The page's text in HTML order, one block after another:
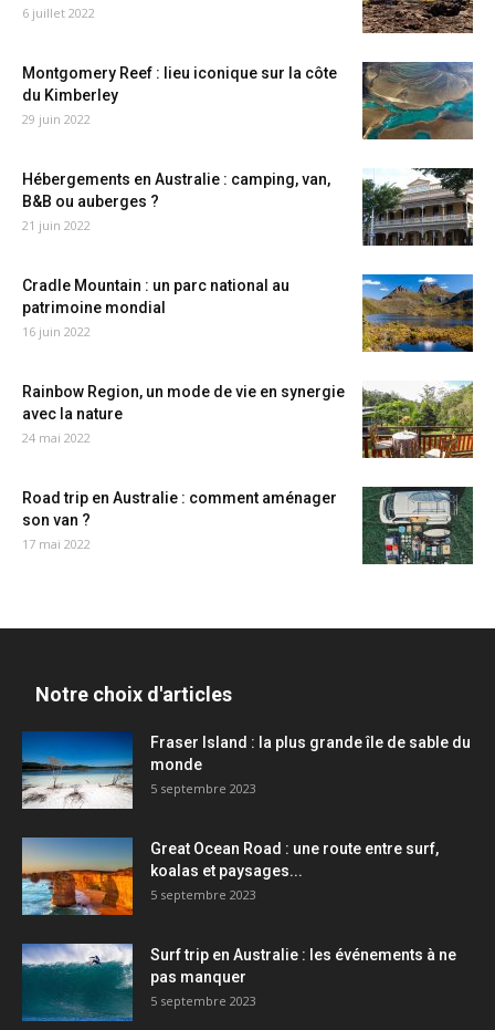
6 juillet 2022
Montgomery Reef : lieu iconique sur la côte
du Kimberley
29 juin 2022
Hébergements en Australie : camping, van,
B&B ou auberges ?
21 juin 2022
Cradle Mountain : un parc national au
patrimoine mondial
16 juin 2022
Rainbow Region, un mode de vie en synergie
avec la nature
24 mai 2022
Road trip en Australie : comment aménager
son van ?
17 mai 2022
Notre choix d'articles
Fraser Island : la plus grande île de sable du
monde
5 septembre 2023
Great Ocean Road : une route entre surf,
koalas et paysages...
5 septembre 2023
Surf trip en Australie : les événements à ne
pas manquer
5 septembre 2023